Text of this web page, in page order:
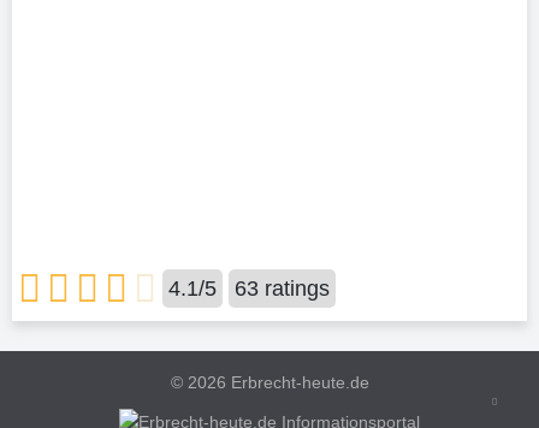
4.1/5 63 ratings
© 2026 Erbrecht-heute.de